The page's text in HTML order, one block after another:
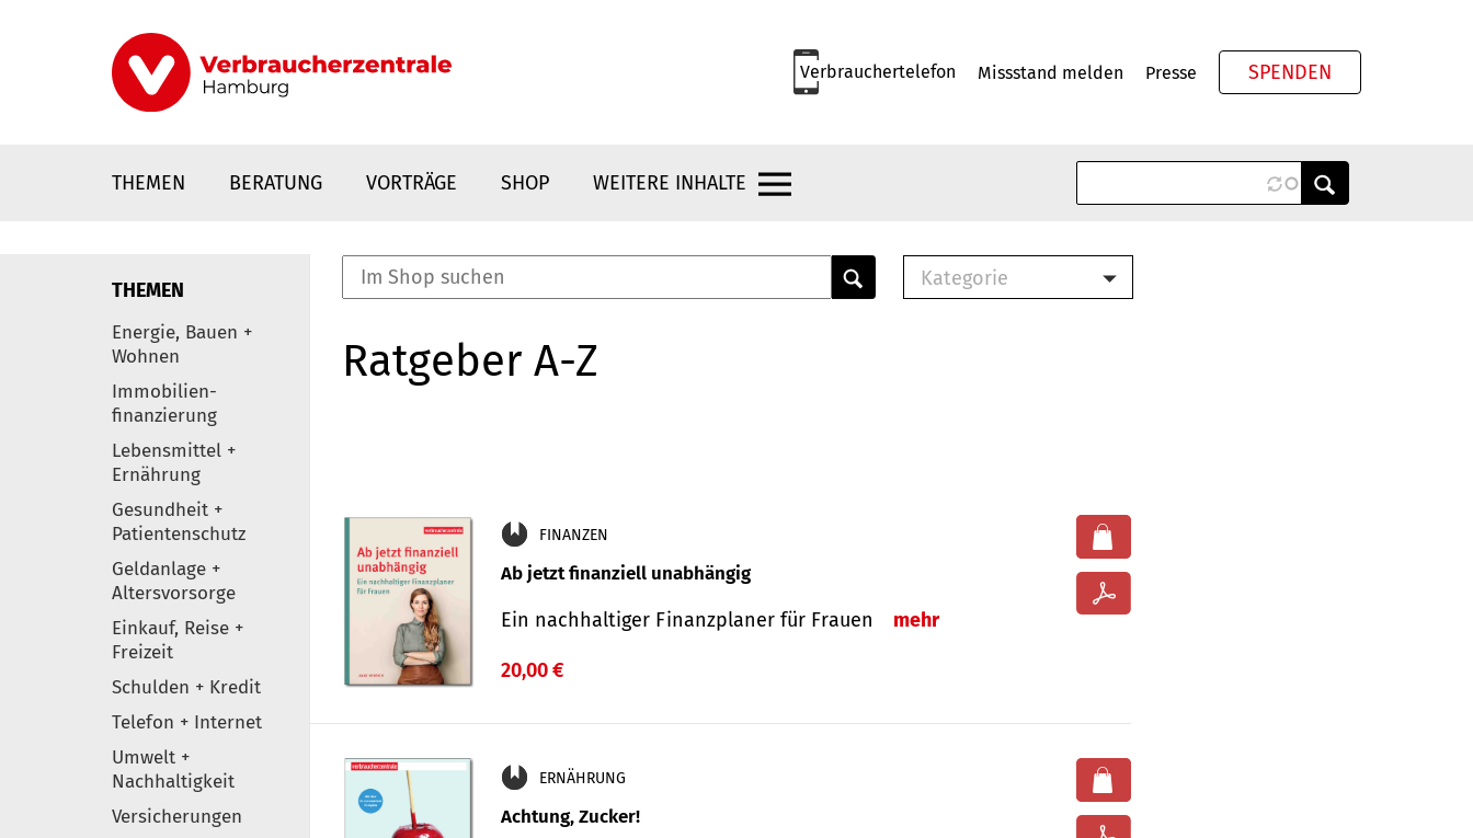
Verbrauchertelefon Missstand melden Presse SPENDEN
THEMEN BERATUNG VORTRÄGE SHOP WEITERE INHALTE
Elemente
THEMEN
Energie, Bauen +
Wohnen
Immobilien-
finanzierung
Lebensmittel +
Ernährung
Gesundheit +
Patientenschutz
Geldanlage +
Altersvorsorge
Einkauf, Reise +
Freizeit
Schulden + Kredit
Telefon + Internet
Umwelt +
Nachhaltigkeit
Versicherungen
Kategorie
Ratgeber A-Z
FINANZEN
Ab jetzt finanziell unabhängig
Ein nachhaltiger Finanzplaner für Frauen mehr
20,00 €
ERNÄHRUNG
Achtung, Zucker!